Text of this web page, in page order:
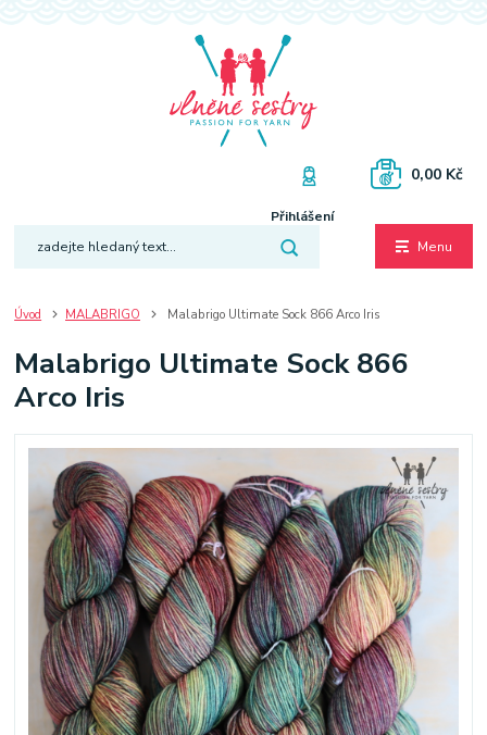
Menu
Přihlášení
0,00 Kč
Úvod MALABRIGO Malabrigo Ultimate Sock 866 Arco Iris
Malabrigo Ultimate Sock 866
Arco Iris